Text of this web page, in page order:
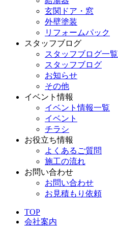
玄関ドア・窓
外壁塗装
リフォームパック
スタッフブログ
スタッフブログ一覧
スタッフブログ
お知らせ
その他
イベント情報
イベント情報一覧
イベント
チラシ
お役立ち情報
よくあるご質問
施工の流れ
お問い合わせ
お問い合わせ
お見積もり依頼
TOP
会社案内